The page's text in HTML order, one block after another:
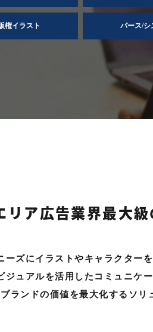
権イラスト パース/シ
リア広告業界最大
ーズにイラストやキャラクターを
ジュアルを活用したコミュニケ
ランドの価値を最大化するソリ